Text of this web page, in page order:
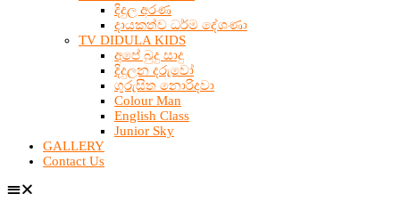
දිදුල අරණ
දායකත්ව ධර්ම දේශණා
TV DIDULA KIDS
අපේ බුදු සාදු
දිදුලන දරුවෝ
ගුරුසිත නොරිදවා
Colour Man
English Class
Junior Sky
GALLERY
Contact Us